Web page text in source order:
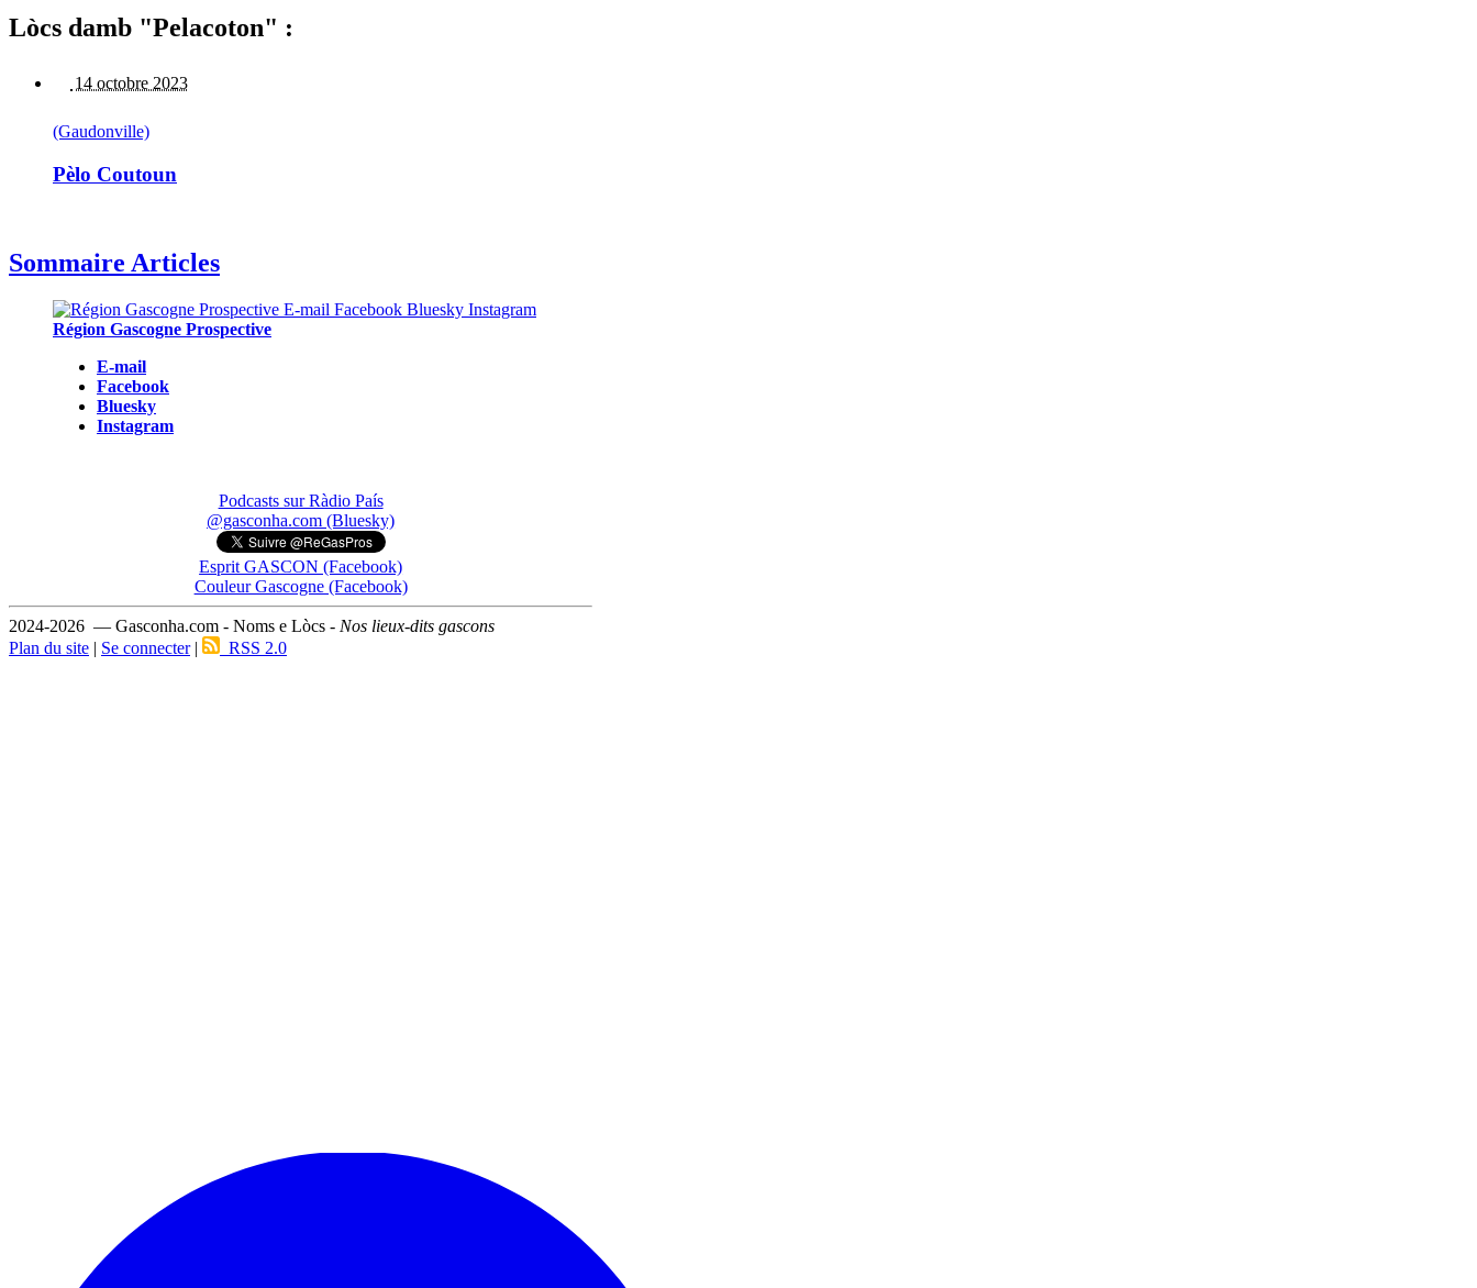
Lòcs damb "Pelacoton" :
14 octobre 2023
(Gaudonville)
Pèlo Coutoun
Sommaire Articles
Région Gascogne Prospective
E-mail
Facebook
Bluesky
Instagram
Podcasts sur Ràdio País
@gasconha.com (Bluesky)
Esprit GASCON (Facebook)
Couleur Gascogne (Facebook)
2024-2026 — Gasconha.com - Noms e Lòcs - Nos lieux-dits gascons
Plan du site | Se connecter| RSS 2.0